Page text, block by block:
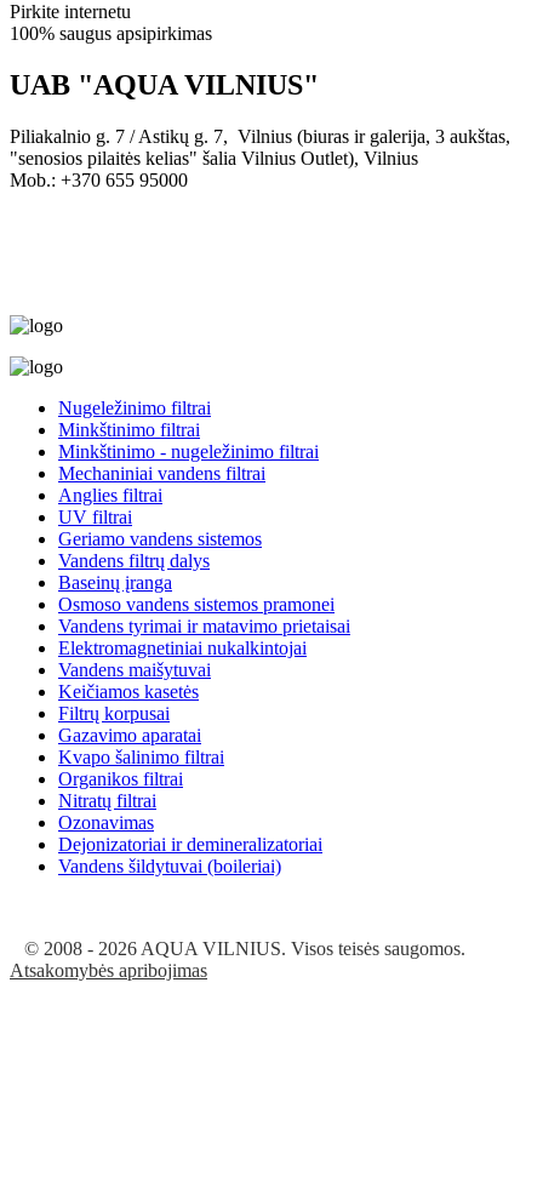
Pirkite internetu
100% saugus apsipirkimas
UAB "AQUA VILNIUS"
Piliakalnio g. 7 / Astikų g. 7, Vilnius (biuras ir galerija, 3 aukštas,
"senosios pilaitės kelias" šalia Vilnius Outlet), Vilnius
Mob.: +370 655 95000
Nugeležinimo filtrai
Minkštinimo filtrai
Minkštinimo - nugeležinimo filtrai
Mechaniniai vandens filtrai
Anglies filtrai
UV filtrai
Geriamo vandens sistemos
Vandens filtrų dalys
Baseinų įranga
Osmoso vandens sistemos pramonei
Vandens tyrimai ir matavimo prietaisai
Elektromagnetiniai nukalkintojai
Vandens maišytuvai
Keičiamos kasetės
Filtrų korpusai
Gazavimo aparatai
Kvapo šalinimo filtrai
Organikos filtrai
Nitratų filtrai
Ozonavimas
Dejonizatoriai ir demineralizatoriai
Vandens šildytuvai (boileriai)
© 2008 - 2026 AQUA VILNIUS. Visos teisės saugomos.
Atsakomybės apribojimas